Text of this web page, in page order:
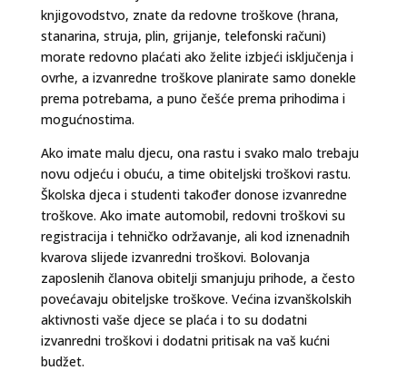
knjigovodstvo, znate da redovne troškove (hrana,
stanarina, struja, plin, grijanje, telefonski računi)
morate redovno plaćati ako želite izbjeći isključenja i
ovrhe, a izvanredne troškove planirate samo donekle
prema potrebama, a puno češće prema prihodima i
mogućnostima.
Ako imate malu djecu, ona rastu i svako malo trebaju
novu odjeću i obuću, a time obiteljski troškovi rastu.
Školska djeca i studenti također donose izvanredne
troškove. Ako imate automobil, redovni troškovi su
registracija i tehničko održavanje, ali kod iznenadnih
kvarova slijede izvanredni troškovi. Bolovanja
zaposlenih članova obitelji smanjuju prihode, a često
povećavaju obiteljske troškove. Većina izvanškolskih
aktivnosti vaše djece se plaća i to su dodatni
izvanredni troškovi i dodatni pritisak na vaš kućni
budžet.